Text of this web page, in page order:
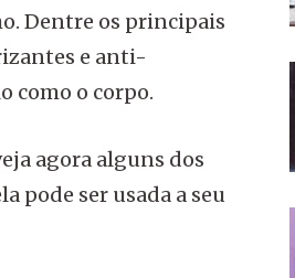
Dentre os principais
e anti-
como o corpo.
agora alguns dos
pode ser usada a seu